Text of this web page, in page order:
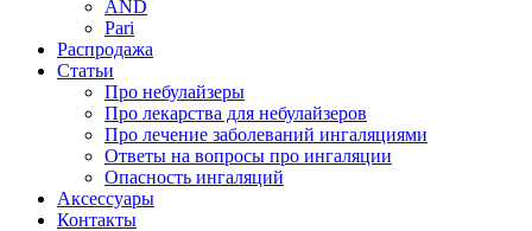
AND
Pari
Распродажа
Статьи
Про небулайзеры
Про лекарства для небулайзеров
Про лечение заболеваний ингаляциями
Ответы на вопросы про ингаляции
Опасность ингаляций
Аксессуары
Контакты